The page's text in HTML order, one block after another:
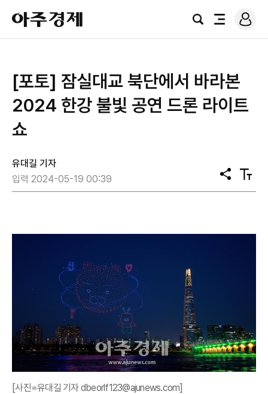
아
주
경
검
전
로
그
[포토] 잠실대교 북단에서 바라본
2024 한강 불빛 공연 드론 라이트
쇼
유대길 기자
입력 2024-05-19 00:39
공
유
텍
스
[사진=유대길 기자 dbeorlf123@ajunews.com]